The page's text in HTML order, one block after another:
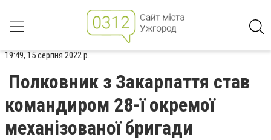
19:49, 15 серпня 2022 р.
Полковник з Закарпаття став
командиром 28-ї окремої
механізованої бригади